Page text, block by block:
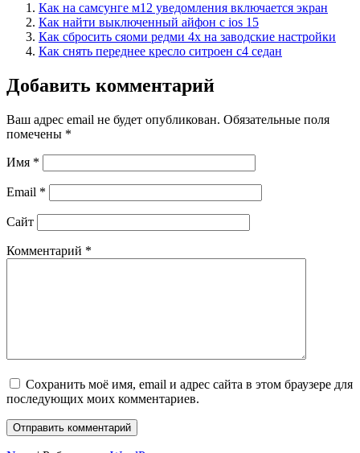
Как на самсунге м12 уведомления включается экран
Как найти выключенный айфон с ios 15
Как сбросить сяоми редми 4х на заводские настройки
Как снять переднее кресло ситроен с4 седан
Добавить комментарий
Ваш адрес email не будет опубликован. Обязательные поля
помечены *
Имя *
Email *
Сайт
Комментарий *
Сохранить моё имя, email и адрес сайта в этом браузере для
последующих моих комментариев.